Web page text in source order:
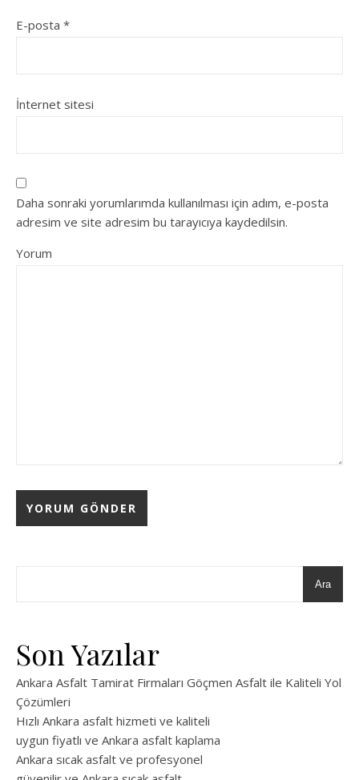
E-posta *
İnternet sitesi
Daha sonraki yorumlarımda kullanılması için adım, e-posta
adresim ve site adresim bu tarayıcıya kaydedilsin.
Yorum
Ara
Son Yazılar
Ankara Asfalt Tamirat Firmaları Göçmen Asfalt ile Kaliteli Yol
Çözümleri
Hızlı Ankara asfalt hizmeti ve kaliteli
uygun fiyatlı ve Ankara asfalt kaplama
Ankara sıcak asfalt ve profesyonel